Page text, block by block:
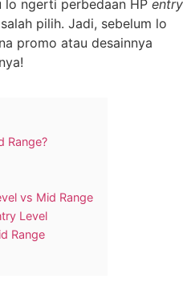
ngerti perbedaan HP entry
pilih. Jadi, sebelum lo
promo atau desainnya
Range?
vs Mid Range
Level
Range